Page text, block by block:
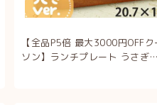
【全品P5倍 最大3000円OFF
ソン】ランチプレート うさぎ…